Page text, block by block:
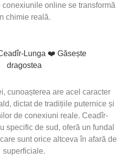
online se transformă
chimie reală.
cunoașterea are acel caracter
dictat de tradițiile puternice și
de conexiuni reale. Ceadîr-
specific de sud, oferă un fundal
sunt orice altceva în afară de
superficiale.